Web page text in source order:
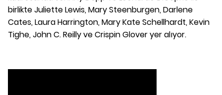
birlikte Juliette Lewis, Mary Steenburgen, Darlene
Cates, Laura Harrington, Mary Kate Schellhardt, Kevin
Tighe, John C. Reilly ve Crispin Glover yer alıyor.